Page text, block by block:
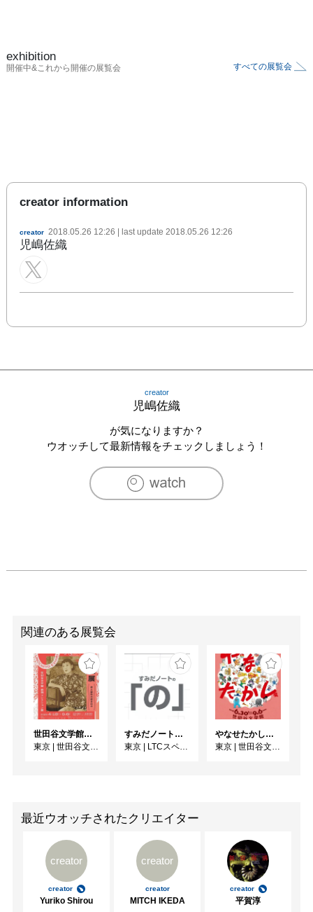
exhibition
開催中&これから開催の展覧会 すべての展覧会
creator information
creator 2018.05.26 12:26 | last update 2018.05.26 12:26
児嶋佐織
creator
児嶋佐織
が気になりますか？
ウオッチして最新情報をチェックしましょう！
関連のある展覧会
世田谷文学館コレクション展 没後30年 宇野千代展
東京 | 世田谷文学館
すみだノート展2026 ~すみだノートの「の」～
東京 | LTCスペース
やなせたかし展 人生はよろこばせごっこ
東京 | 世田谷文学館
最近ウオッチされたクリエイター
creator
creator
Yuriko Shirou
creator
creator
MITCH IKEDA
creator
平賀淳